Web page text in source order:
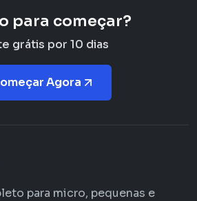
para começar?
grátis por 10 dias
Agora
para micro, pequenas e